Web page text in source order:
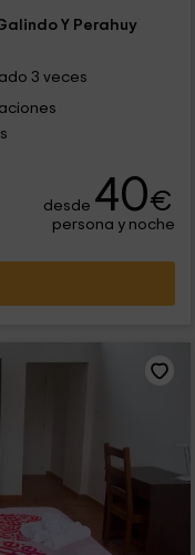
Y Perahuy
3 veces
desde 40€
persona y noche